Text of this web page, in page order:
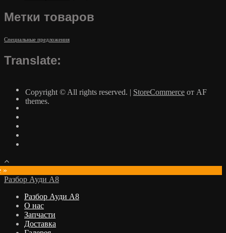
Метки товаров
Специальные предложения
Translate:
Copyright © All rights reserved. | StoreCommerce от AF
themes.
»
Разбор Ауди А8
Разбор Ауди А8
О нас
Запчасти
Доставка